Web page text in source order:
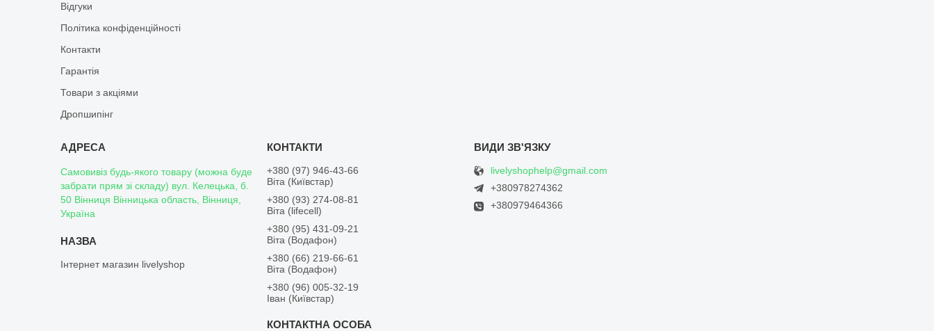
Відгуки
Політика конфіденційності
Контакти
Гарантія
Товари з акціями
Дропшипінг
Самовивіз будь-якого товару (можна буде
забрати прям зі складу) вул. Келецька, б.
50 Вінниця Вінницька область, Вінниця,
Україна
Інтернет магазин livelyshop
+380 (97) 946-43-66
Віта (Київстар)
+380 (93) 274-08-81
Віта (lifecell)
+380 (95) 431-09-21
Віта (Водафон)
+380 (66) 219-66-61
Віта (Водафон)
+380 (96) 005-32-19
Іван (Київстар)
livelyshophelp@gmail.com
+380978274362
+380979464366